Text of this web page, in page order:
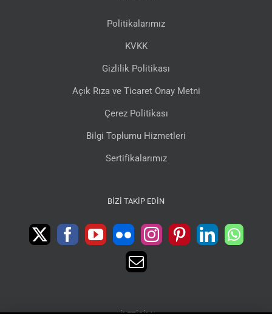
Politikalarımız
KVKK
Gizlilik Politikası
Açık Rıza ve Ticaret Onay Metni
Çerez Politikası
Bilgi Toplumu Hizmetleri
Sertifikalarımız
BIZI TAKIP EDIN